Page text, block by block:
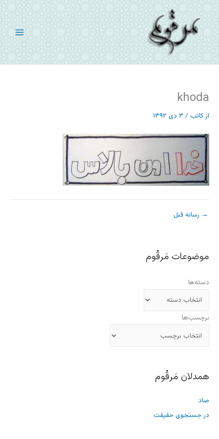
پرش
به
محتوا
khoda
از کاتب / ۳ دی ۱۳۹۲
→ رسانه قبل
موضوعات مَرقُوم
دسته‌ها
برچسب‌ها
همدلان مَرقُوم
صاد
در جستجوی حقیقت